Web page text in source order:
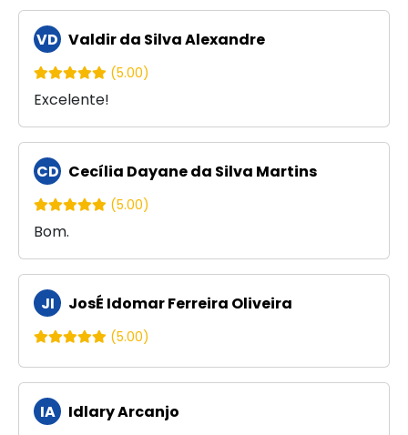
VD Valdir da Silva Alexandre
(5.00)
Excelente!
CD Cecília Dayane da Silva Martins
(5.00)
Bom.
JI JosÉ Idomar Ferreira Oliveira
(5.00)
IA Idlary Arcanjo